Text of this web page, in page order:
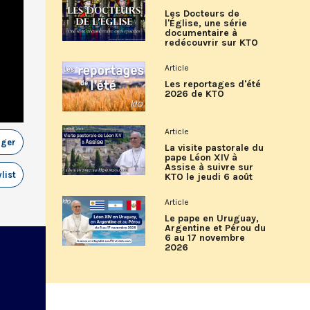
Les Docteurs de
l'Église, une série
documentaire à
redécouvrir sur KTO
Article
Les reportages d'été
2026 de KTO
Article
La visite pastorale du
pape Léon XIV à
Assise à suivre sur
KTO le jeudi 6 août
Article
Le pape en Uruguay,
Argentine et Pérou du
6 au 17 novembre
2026